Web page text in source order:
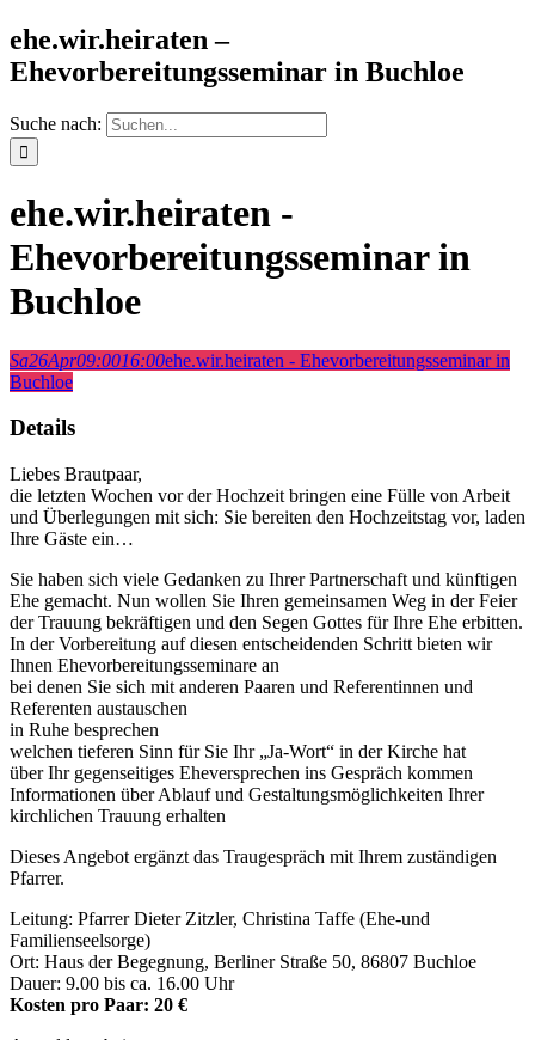
ehe.wir.heiraten –
Ehevorbereitungsseminar in Buchloe
Suche nach:
ehe.wir.heiraten -
Ehevorbereitungsseminar in
Buchloe
Sa26Apr09:0016:00ehe.wir.heiraten - Ehevorbereitungsseminar in
Buchloe
Details
Liebes Brautpaar,
die letzten Wochen vor der Hochzeit bringen eine Fülle von Arbeit
und Überlegungen mit sich: Sie bereiten den Hochzeitstag vor, laden
Ihre Gäste ein…
Sie haben sich viele Gedanken zu Ihrer Partnerschaft und künftigen
Ehe gemacht. Nun wollen Sie Ihren gemeinsamen Weg in der Feier
der Trauung bekräftigen und den Segen Gottes für Ihre Ehe erbitten.
In der Vorbereitung auf diesen entscheidenden Schritt bieten wir
Ihnen Ehevorbereitungsseminare an
bei denen Sie sich mit anderen Paaren und Referentinnen und
Referenten austauschen
in Ruhe besprechen
welchen tieferen Sinn für Sie Ihr „Ja-Wort“ in der Kirche hat
über Ihr gegenseitiges Eheversprechen ins Gespräch kommen
Informationen über Ablauf und Gestaltungsmöglichkeiten Ihrer
kirchlichen Trauung erhalten
Dieses Angebot ergänzt das Traugespräch mit Ihrem zuständigen
Pfarrer.
Leitung: Pfarrer Dieter Zitzler, Christina Taffe (Ehe-und
Familienseelsorge)
Ort: Haus der Begegnung, Berliner Straße 50, 86807 Buchloe
Dauer: 9.00 bis ca. 16.00 Uhr
Kosten pro Paar: 20 €